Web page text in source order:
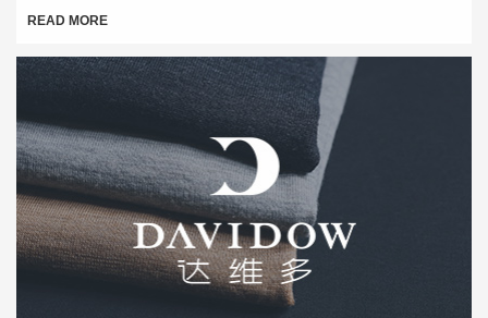
READ MORE